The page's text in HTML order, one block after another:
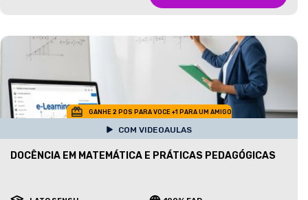
GANHE 2 POS PARA VOCE +1 PARA UM AMIGO
COM VIDEOAULAS
DOCÊNCIA EM MATEMÁTICA E PRÁTICAS PEDAGÓGICAS